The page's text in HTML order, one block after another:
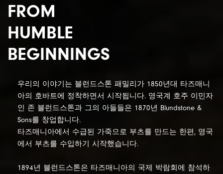
FROM
HUMBLE
BEGINNINGS
우리의 이야기는 블런드스톤 패밀리가 1850년대 타즈매니
아의 호바트에 정착하면서 시작됩니다. 영국계 호주 이민자
인 존 블런드스톤과 그의 아들들은 1870년 Blundstone &
Sons를 창업합니다.
타즈매니아에서 수급된 가죽으로 부츠를 만드는 한편, 영국
에서 부츠를 수입하기 시작했습니다.
1894년 블런드스톤은 타즈매니아의 국제 박람회에 참석하